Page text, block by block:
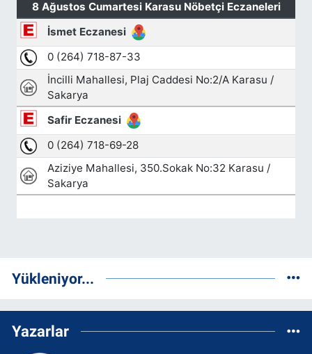
Yükleniyor...
Yazarlar